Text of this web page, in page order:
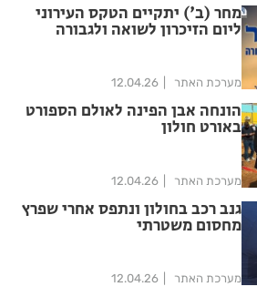
מחר (ב') יתקיים הטקס העירוני
ליום הזיכרון לשואה ולגבורה
מערכת האתר 12.04.26
הונחה אבן הפינה לאולם הספורט
באורט חולון
מערכת האתר 12.04.26
גנב רכב בחולון ונתפס אחרי שפרץ
מחסום משטרתי
מערכת האתר 12.04.26